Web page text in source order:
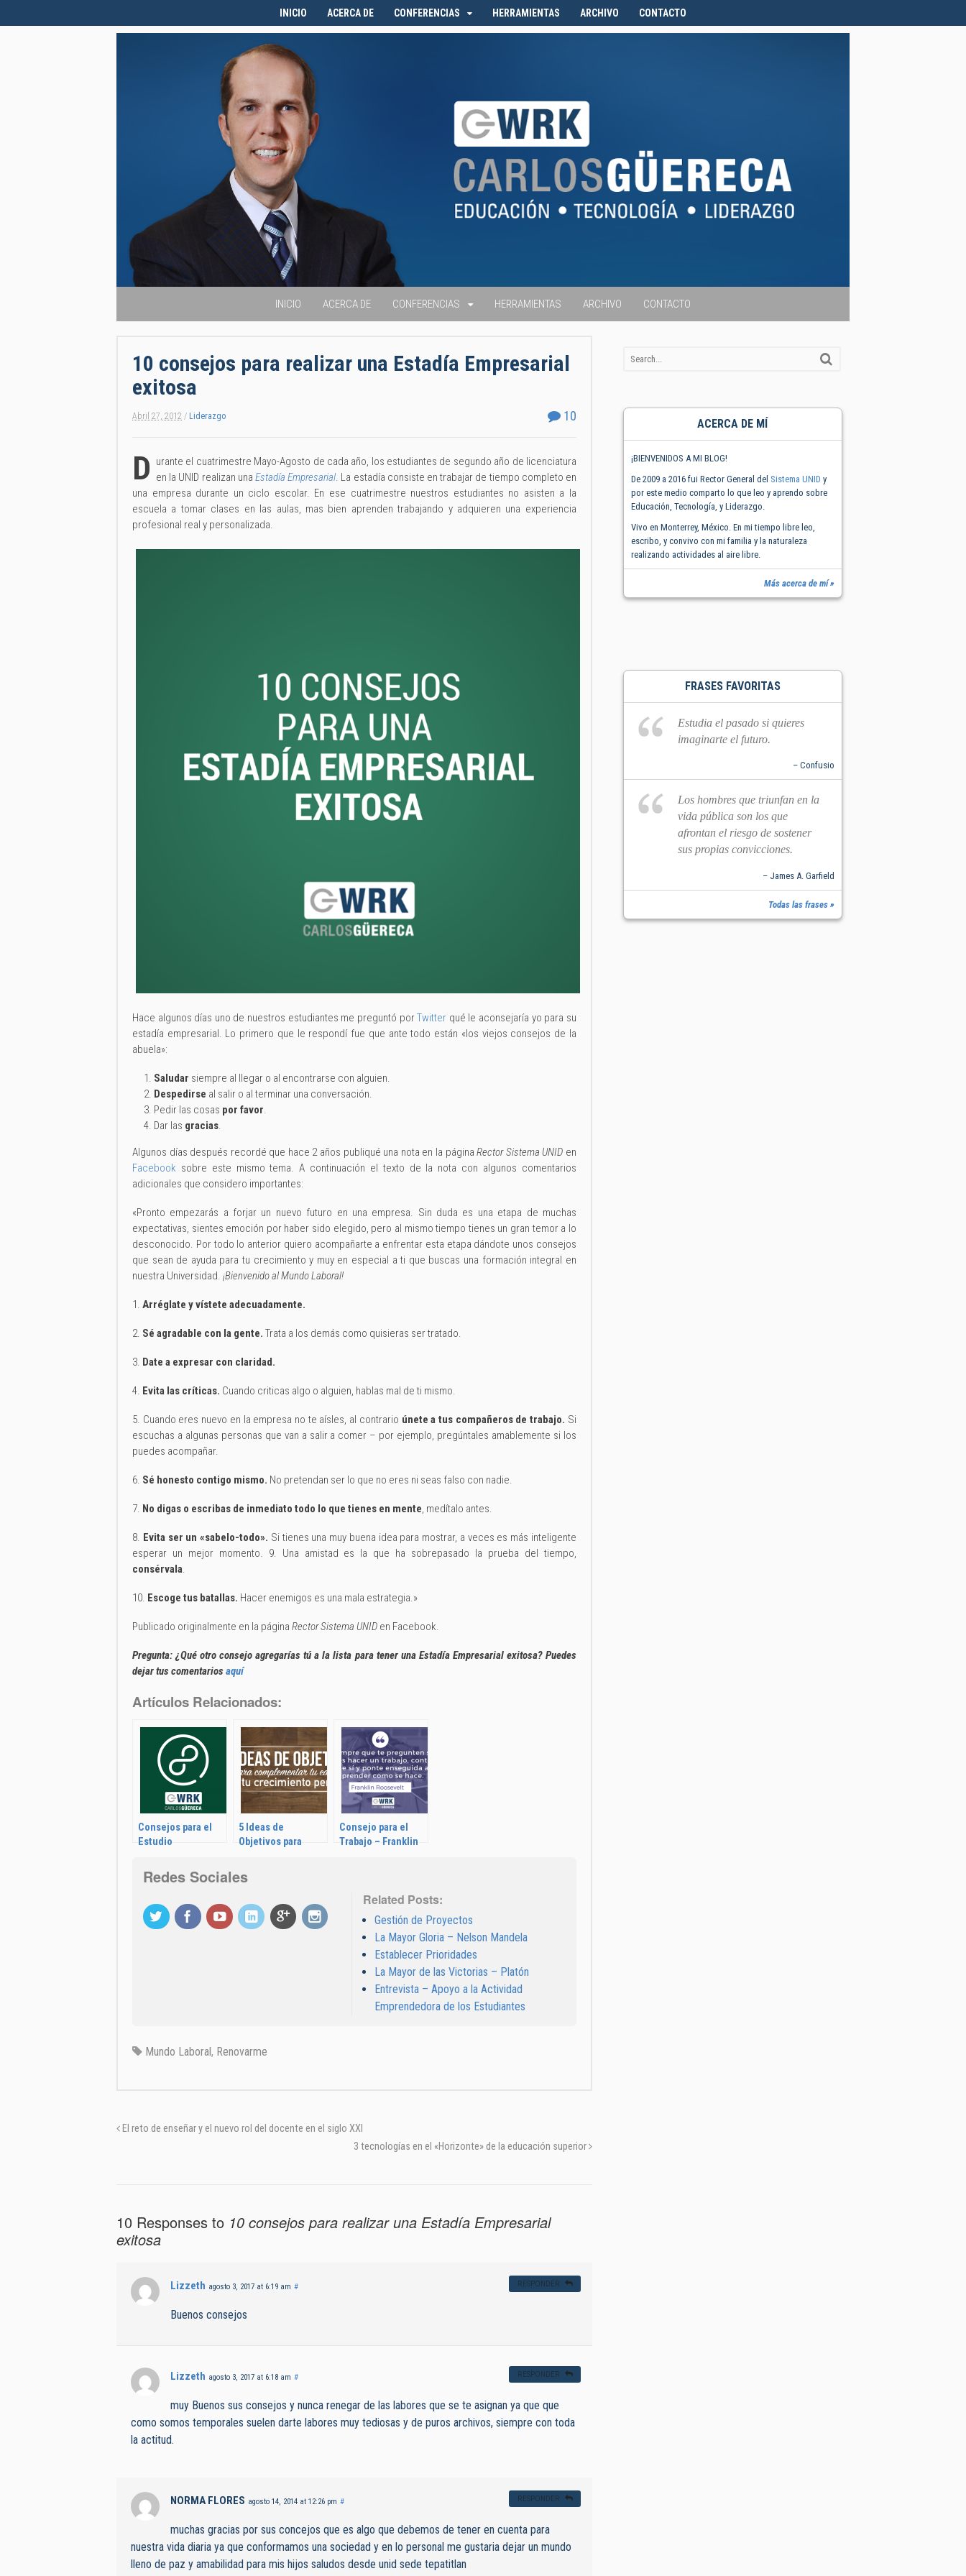
INICIO ACERCA DE CONFERENCIAS HERRAMIENTAS ARCHIVO CONTACTO
INICIO ACERCA DE CONFERENCIAS HERRAMIENTAS ARCHIVO CONTACTO
10 consejos para realizar una Estadía Empresarial
exitosa
Abril 27, 2012 / Liderazgo 10
D urante el cuatrimestre Mayo-Agosto de cada año, los estudiantes de segundo año de licenciatura
en la UNID realizan una Estadía Empresarial. La estadía consiste en trabajar de tiempo completo en
una empresa durante un ciclo escolar. En ese cuatrimestre nuestros estudiantes no asisten a la
escuela a tomar clases en las aulas, mas bien aprenden trabajando y adquieren una experiencia
profesional real y personalizada.
Hace algunos días uno de nuestros estudiantes me preguntó porTwitter qué le aconsejaría yo para su
estadía empresarial. Lo primero que le respondí fue que ante todo están «los viejos consejos de la
abuela»:
Saludar siempre al llegar o al encontrarse con alguien.
Despedirse al salir o al terminar una conversación.
Pedir las cosas por favor.
Dar las gracias.
Algunos días después recordé que hace 2 años publiqué una nota en la páginaRector Sistema UNID en
Facebook sobre este mismo tema. A continuación el texto de la nota con algunos comentarios
adicionales que considero importantes:
«Pronto empezarás a forjar un nuevo futuro en una empresa. Sin duda es una etapa de muchas
expectativas, sientes emoción por haber sido elegido, pero al mismo tiempo tienes un gran temor a lo
desconocido. Por todo lo anterior quiero acompañarte a enfrentar esta etapa dándote unos consejos
que sean de ayuda para tu crecimiento y muy en especial a ti que buscas una formación integral en
nuestra Universidad. ¡Bienvenido al Mundo Laboral!
1. Arréglate y vístete adecuadamente.
2. Sé agradable con la gente. Trata a los demás como quisieras ser tratado.
3. Date a expresar con claridad.
4. Evita las críticas. Cuando criticas algo o alguien, hablas mal de ti mismo.
5. Cuando eres nuevo en la empresa no te aísles, al contrario únete a tus compañeros de trabajo. Si
escuchas a algunas personas que van a salir a comer – por ejemplo, pregúntales amablemente si los
puedes acompañar.
6. Sé honesto contigo mismo. No pretendan ser lo que no eres ni seas falso con nadie.
7. No digas o escribas de inmediato todo lo que tienes en mente, medítalo antes.
8. Evita ser un «sabelo-todo». Si tienes una muy buena idea para mostrar, a veces es más inteligente
esperar un mejor momento. 9. Una amistad es la que ha sobrepasado la prueba del tiempo,
consérvala.
10. Escoge tus batallas. Hacer enemigos es una mala estrategia.»
Publicado originalmente en la página Rector Sistema UNID en Facebook.
Pregunta: ¿Qué otro consejo agregarías tú a la lista para tener una Estadía Empresarial exitosa? Puedes
dejar tus comentariosaquí
Artículos Relacionados:
Consejos para el
Estudio
5 Ideas de
Objetivos para
Crecimiento
Consejo para el
Trabajo – Franklin
Redes Sociales
Related Posts:
Gestión de Proyectos
La Mayor Gloria – Nelson Mandela
Establecer Prioridades
La Mayor de las Victorias – Platón
Entrevista – Apoyo a la Actividad
Emprendedora de los Estudiantes
Mundo Laboral, Renovarme
El reto de enseñar y el nuevo rol del docente en el siglo XXI
3 tecnologías en el «Horizonte» de la educación superior
10 Responses to 10 consejos para realizar una Estadía Empresarial
exitosa
Lizzeth agosto 3, 2017 at 6:19 am #
Buenos consejos
RESPONDER
Lizzeth agosto 3, 2017 at 6:18 am #
muy Buenos sus consejos y nunca renegar de las labores que se te asignan ya que que
como somos temporales suelen darte labores muy tediosas y de puros archivos, siempre con toda
la actitud.
RESPONDER
NORMA FLORES agosto 14, 2014 at 12:26 pm #
muchas gracias por sus concejos que es algo que debemos de tener en cuenta para
nuestra vida diaria ya que conformamos una sociedad y en lo personal me gustaria dejar un mundo
lleno de paz y amabilidad para mis hijos saludos desde unid sede tepatitlan
RESPONDER
ACERCA DE MÍ
¡BIENVENIDOS A MI BLOG!
De 2009 a 2016 fui Rector General del Sistema UNID y
por este medio comparto lo que leo y aprendo sobre
Educación, Tecnología, y Liderazgo.
Vivo en Monterrey, México. En mi tiempo libre leo,
escribo, y convivo con mi familia y la naturaleza
realizando actividades al aire libre.
Más acerca de mí »
FRASES FAVORITAS
Estudia el pasado si quieres
imaginarte el futuro.
– Confusio
Los hombres que triunfan en la
vida pública son los que
afrontan el riesgo de sostener
sus propias convicciones.
– James A. Garfield
Todas las frases »